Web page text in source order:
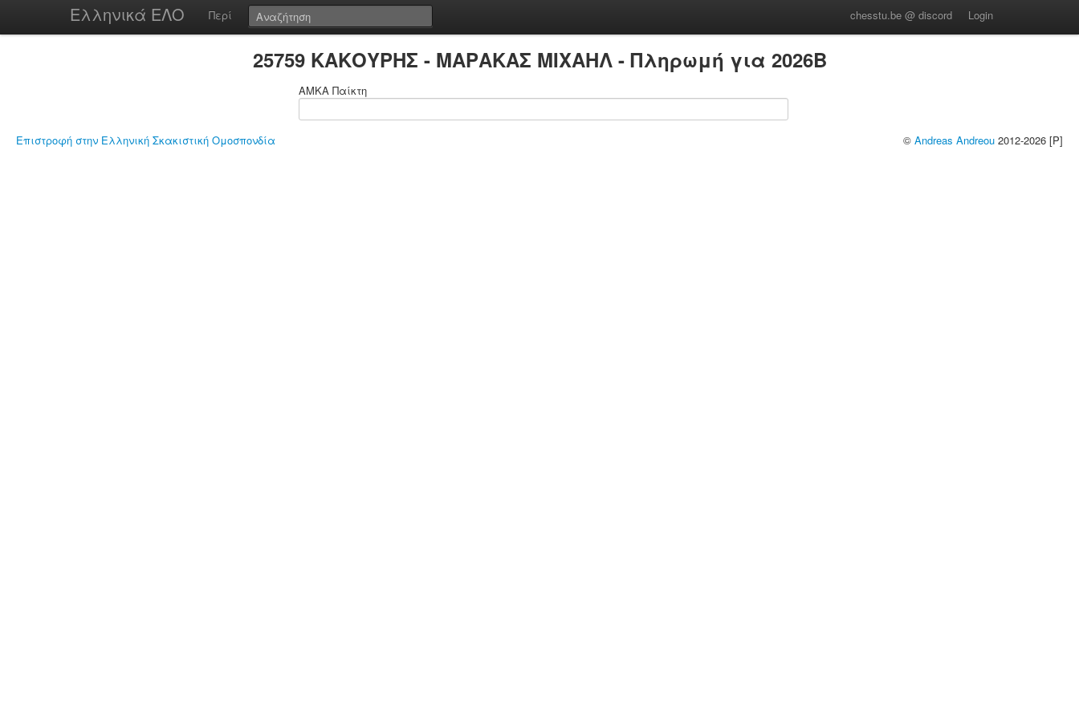
Ελληνικά ΕΛΟ Περί chesstu.be @ discord Login
25759 ΚΑΚΟΥΡΗΣ - ΜΑΡΑΚΑΣ ΜΙΧΑΗΛ - Πληρωμή για 2026B
ΑΜΚΑ Παίκτη
Επιστροφή στην Ελληνική Σκακιστική Ομοσπονδία © Andreas Andreou 2012-2026 [P]